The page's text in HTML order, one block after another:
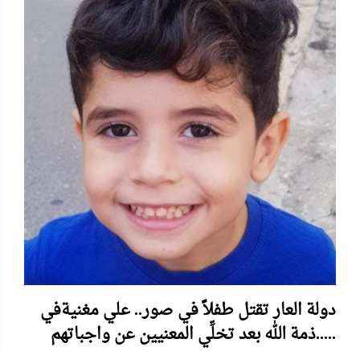
دولة العار تقتل طفلاً في صور.. علي مغنيةفي
ذمة الله بعد تخلِّي المعنيين عن واجباتهم.....